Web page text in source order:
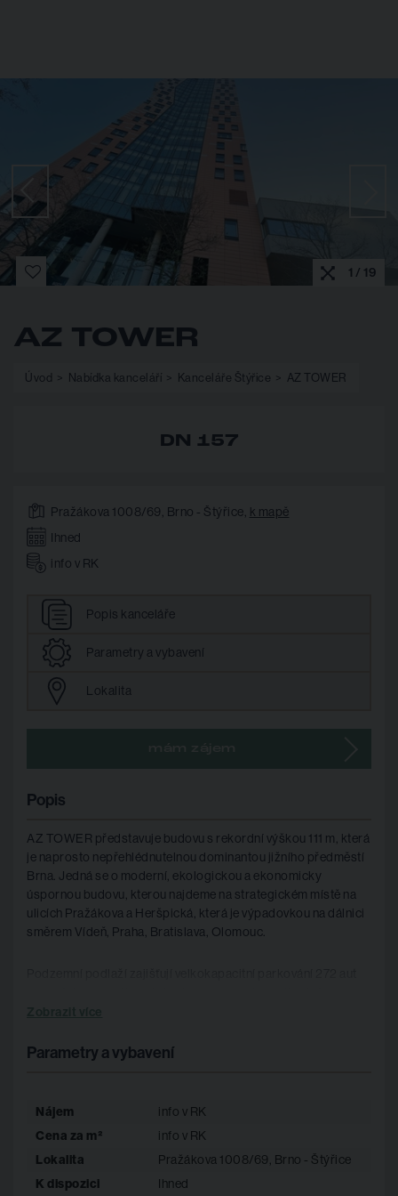
1 / 19
AZ TOWER
Úvod Nabídka kanceláří Kanceláře Štýřice AZ TOWER
DN 157
Pražákova 1008/69, Brno - Štýřice, k mapě
Ihned
info v RK
Popis kanceláře
Parametry a vybavení
Lokalita
Popis
AZ TOWER představuje budovu s rekordní výškou 111 m, která
je naprosto nepřehlédnutelnou dominantou jižního předměstí
Brna. Jedná se o moderní, ekologickou a ekonomicky
úspornou budovu, kterou najdeme na strategickém místě na
ulicích Pražákova a Heršpická, která je výpadovkou na dálnici
směrem Vídeň, Praha, Bratislava, Olomouc.
provozem a obchody. Kanceláře od 5. do 22. podlaží jsou
apartmánů, přičemž ve 28. a 29. podlaží se nachází luxusní
mezonet s bazénem. Budova poskytuje dostatečné množství
skladů, archivů a kolárnu.
Prestižní obchodní adresa s výbornou dopravní dostupností,
Parametry a vybavení
Nájem info v RK
Cena za m² info v RK
Lokalita Pražákova 1008/69, Brno - Štýřice
K dispozici Ihned